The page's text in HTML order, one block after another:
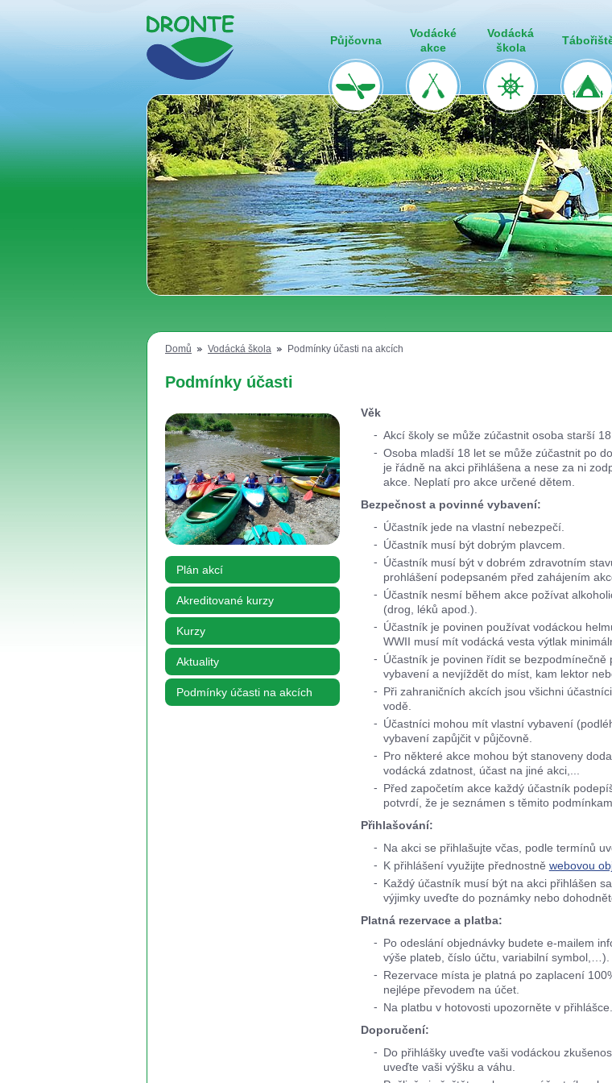
Půjčovna
Vodácké
akce
Vodácká
škola
Domů Vodácká škola Podmínky účasti na akcích
Podmínky účasti
Plán akcí
Akreditované kurzy
Kurzy
Aktuality
Podmínky účasti na akcích
Věk
Akcí školy se může zúčastnit osoba starší 18
Osoba mladší 18 let se může zúčastnit po
je řádně na akci přihlášena a nese za ni
akce. Neplatí pro akce určené dětem.
Bezpečnost a povinné vybavení:
Účastník jede na vlastní nebezpečí.
Účastník musí být dobrým plavcem.
Účastník musí být v dobrém zdravotním
prohlášení podepsaném před zahájením
Účastník nesmí během akce požívat
(drog, léků apod.).
Účastník je povinen používat vodáckou
WWII musí mít vodácká vesta výtlak
Účastník je povinen řídit se
vybavení a nevjíždět do míst, kam lektor
Při zahraničních akcích jsou všichni
vodě.
Účastníci mohou mít vlastní vybavení
vybavení zapůjčit v půjčovně.
Pro některé akce mohou být stanoveny
vodácká zdatnost, účast na jiné akci,...
Před započetím akce každý účastník
potvrdí, že je seznámen s těmito
Přihlašování:
Na akci se přihlašujte včas, podle termínů
K přihlášení využijte přednostně webovou
Každý účastník musí být na akci přihlášen
výjimky uveďte do poznámky nebo
Platná rezervace a platba:
Po odeslání objednávky budete e-mailem
výše plateb, číslo účtu, variabilní symbol,…).
Rezervace místa je platná po zaplacení
nejlépe převodem na účet.
Na platbu v hotovosti upozorněte v
Doporučení:
Do přihlášky uveďte vaši vodáckou
uveďte vaši výšku a váhu.